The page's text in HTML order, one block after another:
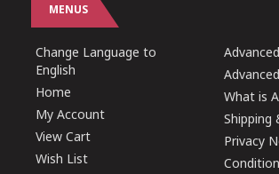
MENUS
Change Language to
English
Home
My Account
View Cart
Wish List
What is
Shipping
Privacy